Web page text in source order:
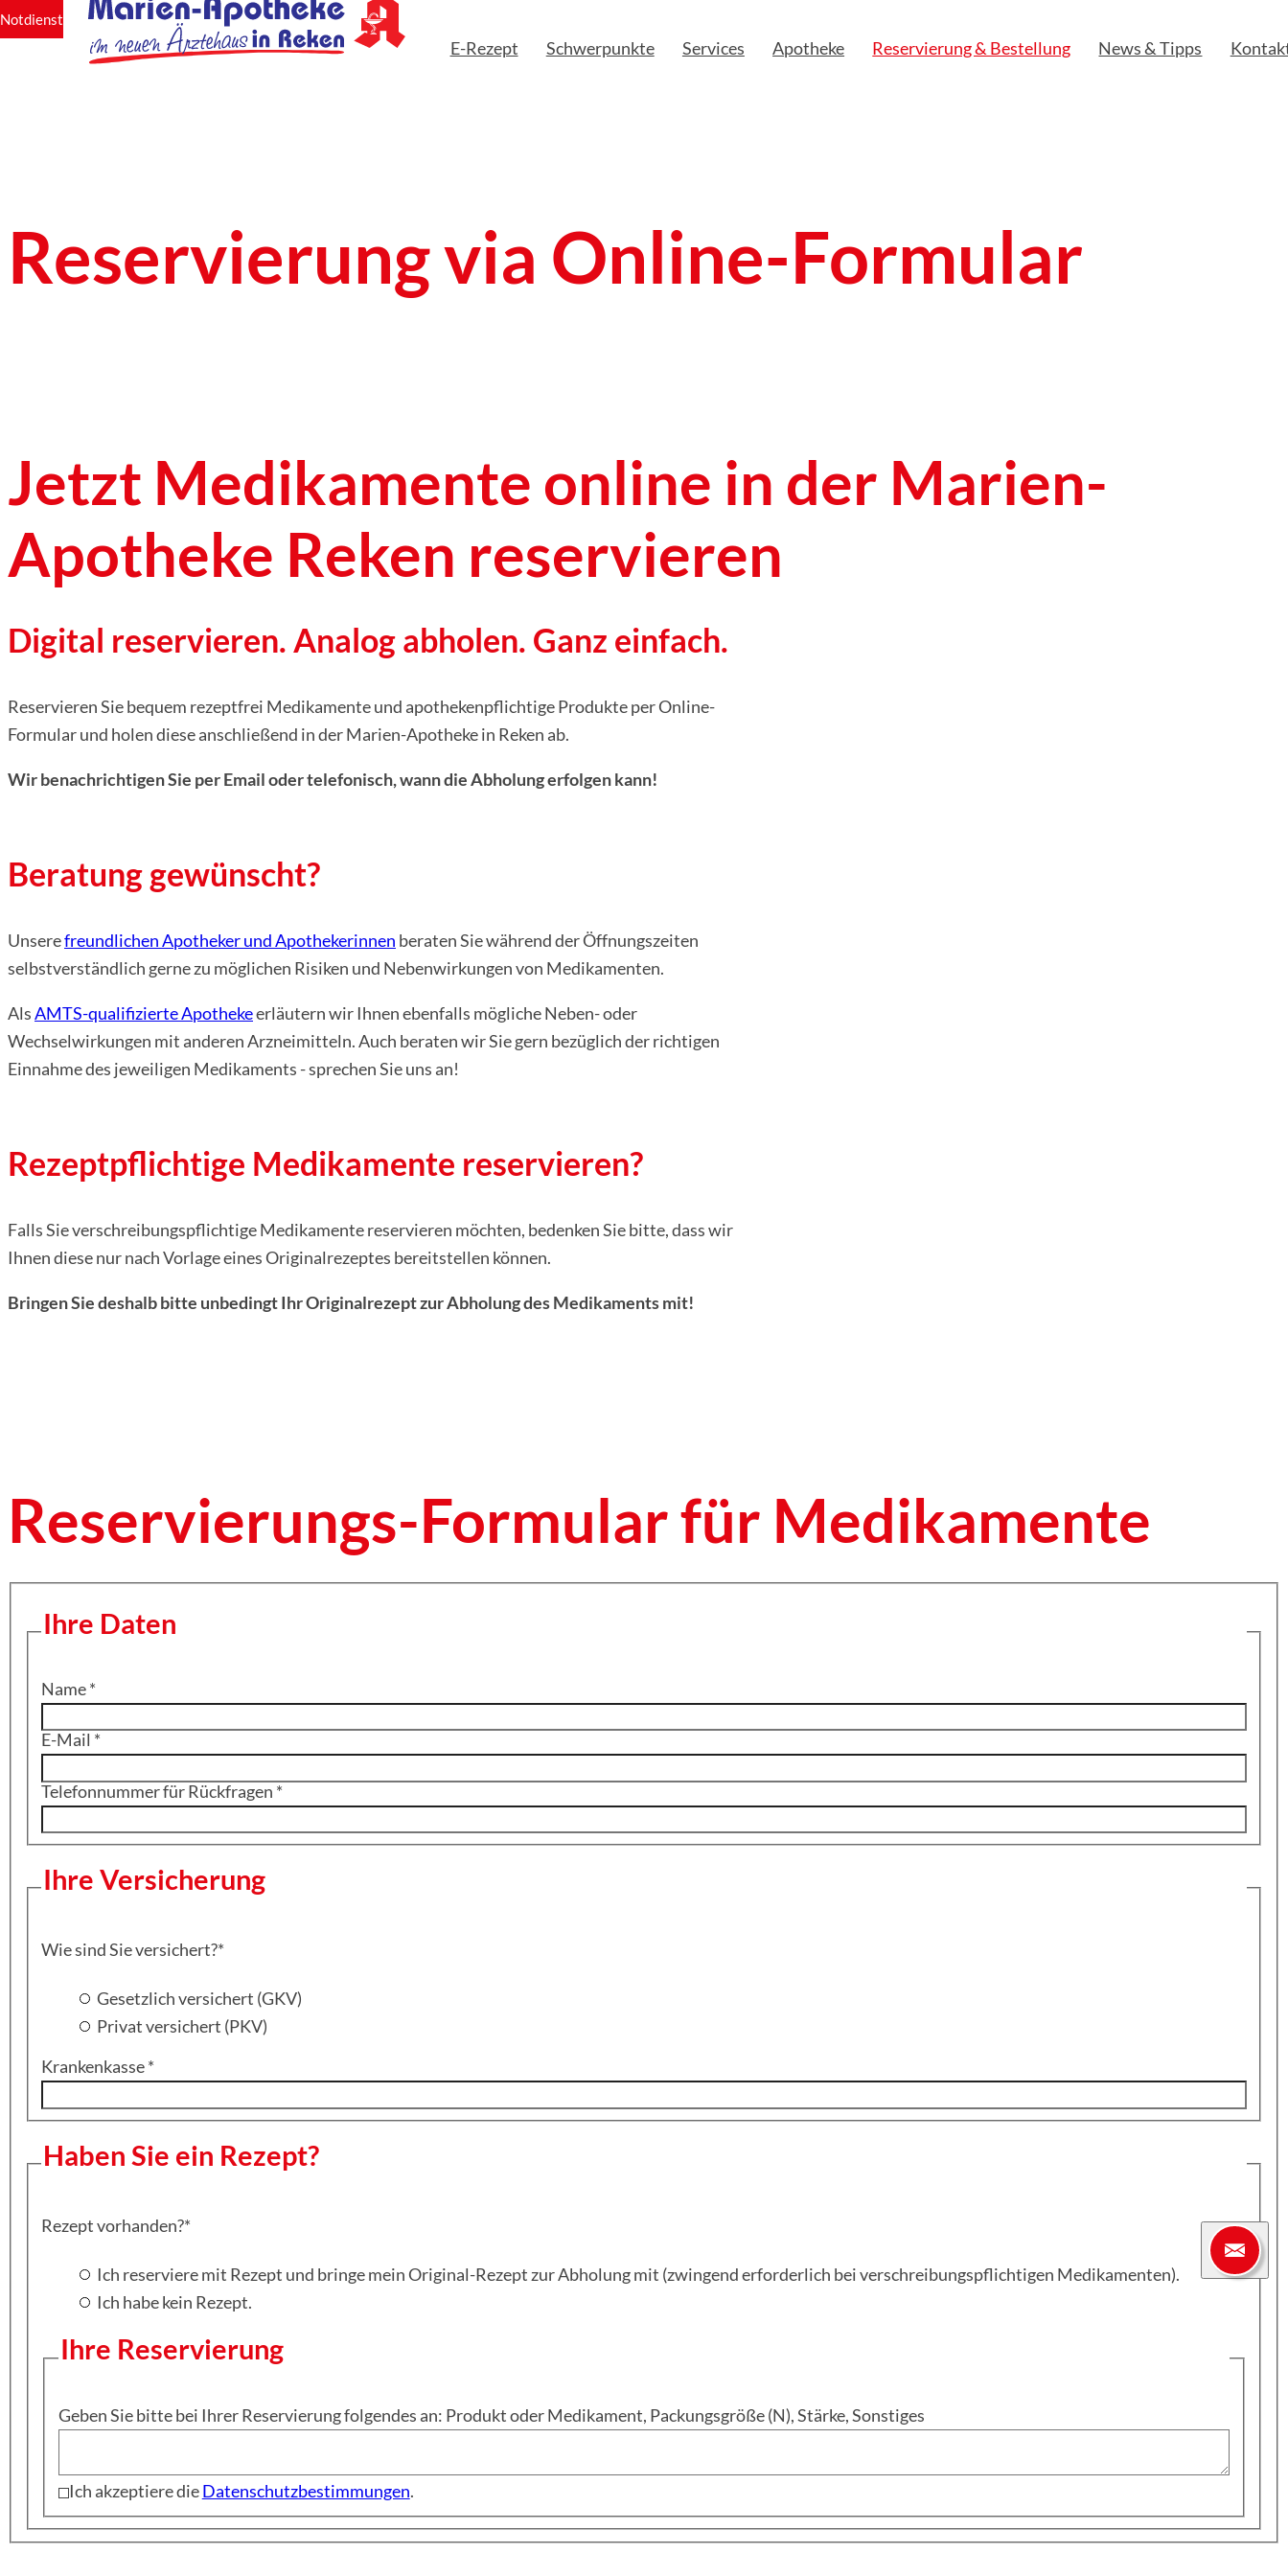
Notdienst
E-Rezept Schwerpunkte Services Apotheke Reservierung & Bestellung News & Tipps
Reservierung via Online-Formular
Jetzt Medikamente online in der Marien-
Apotheke Reken reservieren
Digital reservieren. Analog abholen. Ganz einfach.
Reservieren Sie bequem rezeptfrei Medikamente und apothekenpflichtige Produkte per Online-
Formular und holen diese anschließend in der Marien-Apotheke in Reken ab.
Wir benachrichtigen Sie per Email oder telefonisch, wann die Abholung erfolgen kann!
Beratung gewünscht?
Unserefreundlichen Apotheker und Apothekerinnen beraten Sie während der Öffnungszeiten
selbstverständlich gerne zu möglichen Risiken und Nebenwirkungen von Medikamenten.
AlsAMTS-qualifizierte Apothekeerläutern wir Ihnen ebenfalls mögliche Neben- oder
Wechselwirkungen mit anderen Arzneimitteln. Auch beraten wir Sie gern bezüglich der richtigen
Einnahme des jeweiligen Medikaments - sprechen Sie uns an!
Rezeptpflichtige Medikamente reservieren?
Falls Sie verschreibungspflichtige Medikamente reservieren möchten, bedenken Sie bitte, dass wir
Ihnen diese nur nach Vorlage eines Originalrezeptes bereitstellen können.
Bringen Sie deshalb bitte unbedingt Ihr Originalrezept zur Abholung des Medikaments mit!
Reservierungs-Formular für Medikamente
Ihre Daten
Name*
E-Mail *
Telefonnummer für Rückfragen *
Ihre Versicherung
Wie sind Sie versichert?*
Gesetzlich versichert (GKV)
Privat versichert (PKV)
Krankenkasse*
Haben Sie ein Rezept?
Rezept vorhanden?*
Ich reserviere mit Rezept und bringe mein Original-Rezept zur Abholung mit (zwingend erforderlich bei verschreibungspflichtigen Medikamenten).
Ich habe kein Rezept.
Ihre Reservierung
Geben Sie bitte bei Ihrer Reservierung folgendes an: Produkt oder Medikament, Packungsgröße (N), Stärke, Sonstiges
Ich akzeptiere dieDatenschutzbestimmungen.